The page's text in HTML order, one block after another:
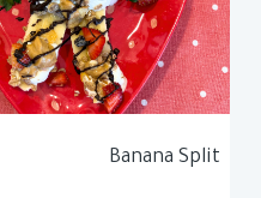
Banana Split